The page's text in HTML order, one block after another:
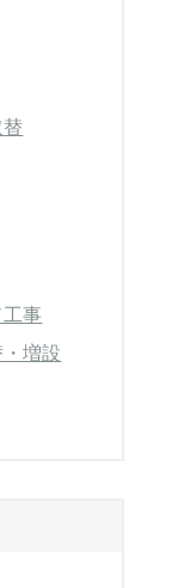
事
増設